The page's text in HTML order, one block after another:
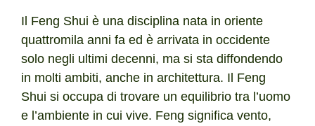
Il Feng Shui è una disciplina nata in oriente
quattromila anni fa ed è arrivata in occidente
solo negli ultimi decenni, ma si sta diffondendo
in molti ambiti, anche in architettura. Il Feng
Shui si occupa di trovare un equilibrio tra l’uomo
e l’ambiente in cui vive. Feng significa vento,